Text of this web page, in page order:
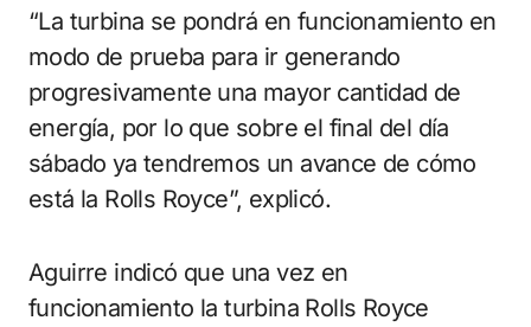
“La turbina se pondrá en funcionamiento en
modo de prueba para ir generando
progresivamente una mayor cantidad de
energía, por lo que sobre el final del día
sábado ya tendremos un avance de cómo
está la Rolls Royce”, explicó.
Aguirre indicó que una vez en
funcionamiento la turbina Rolls Royce